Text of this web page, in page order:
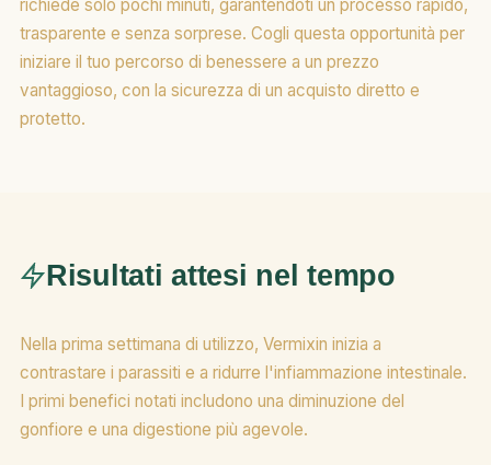
richiede solo pochi minuti, garantendoti un processo rapido,
trasparente e senza sorprese. Cogli questa opportunità per
iniziare il tuo percorso di benessere a un prezzo
vantaggioso, con la sicurezza di un acquisto diretto e
protetto.
Risultati attesi nel tempo
Nella prima settimana di utilizzo, Vermixin inizia a
contrastare i parassiti e a ridurre l'infiammazione intestinale.
I primi benefici notati includono una diminuzione del
gonfiore e una digestione più agevole.